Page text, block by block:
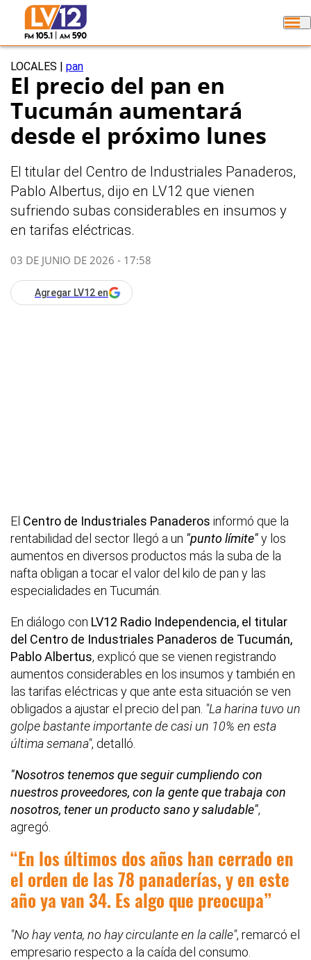
LOCALES pan
El precio del pan en
Tucumán aumentará
desde el próximo lunes
El titular del Centro de Industriales Panaderos,
Pablo Albertus, dijo en LV12 que vienen
sufriendo subas considerables en insumos y
en tarifas eléctricas.
03 DE JUNIO DE 2026 - 17:58
Agregar LV12 en
El Centro de Industriales Panaderos informó que la
rentabilidad del sector llegó a un "punto límite"y los
aumentos en diversos productos más la suba de la
nafta obligan a tocar el valor del kilo de pan y las
especialidades en Tucumán.
En diálogo con LV12 Radio Independencia, el titular
del Centro de Industriales Panaderos de Tucumán,
Pablo Albertus, explicó que se vienen registrando
aumentos considerables en los insumos y también en
las tarifas eléctricas y que ante esta situación se ven
obligados a ajustar el precio del pan. "La harina tuvo un
golpe bastante importante de casi un 10% en esta
última semana", detalló.
"Nosotros tenemos que seguir cumpliendo con
nuestros proveedores, con la gente que trabaja con
nosotros, tener un producto sano y saludable",
agregó.
En los últimos dos años han cerrado en
el orden de las 78 panaderías, y en este
año ya van 34. Es algo que preocupa
"No hay venta, no hay circulante en la calle", remarcó el
empresario respecto a la caída del consumo.